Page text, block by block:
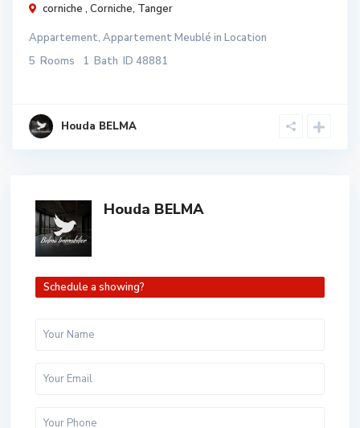
corniche , Corniche, Tanger
Appartement, Appartement Meublé in Location
5 Rooms 1 Bath ID 48881
Houda BELMA
Houda BELMA
Schedule a showing?